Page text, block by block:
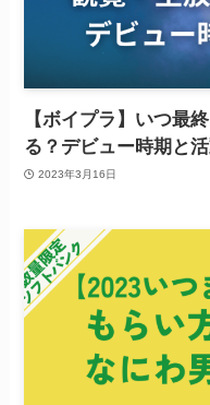
【ボイプラ】いつ最
る？デビュー時期と
2023年3月16日